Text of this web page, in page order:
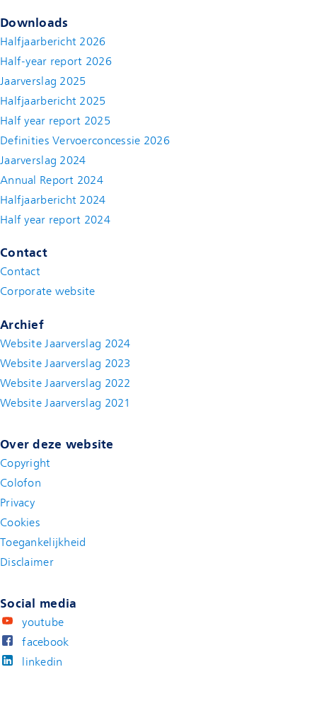
Downloads
Halfjaarbericht 2026
Half-year report 2026
Jaarverslag 2025
Halfjaarbericht 2025
Half year report 2025
Definities Vervoerconcessie 2026
Jaarverslag 2024
Annual Report 2024
Halfjaarbericht 2024
Half year report 2024(new window)
Contact
Contact
Corporate website
Archief
Website Jaarverslag 2024
Website Jaarverslag 2023
Website Jaarverslag 2022
Website Jaarverslag 2021
Over deze website
Copyright
Colofon
Privacy
Cookies
Toegankelijkheid
Disclaimer(new window)
Social media
youtube
facebook
linkedin